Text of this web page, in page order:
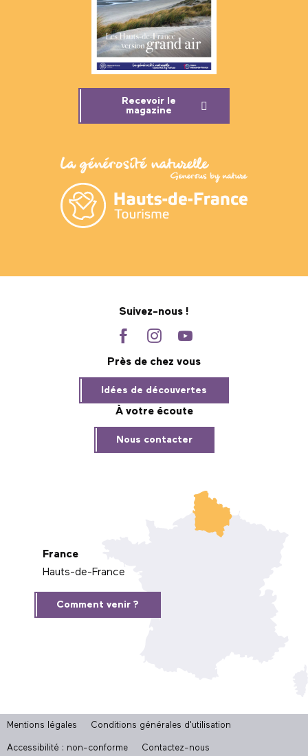
Recevoir le
magazine
Suivez-nous !
Près de chez vous
Idées de découvertes
À votre écoute
Nous contacter
France
Hauts-de-France
Comment venir ?
Mentions légales Conditions générales d'utilisation
Accessibilité : non-conforme Contactez-nous